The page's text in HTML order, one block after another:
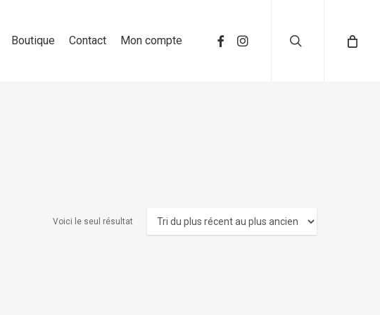
Boutique Contact Mon compte
Voici le seul résultat